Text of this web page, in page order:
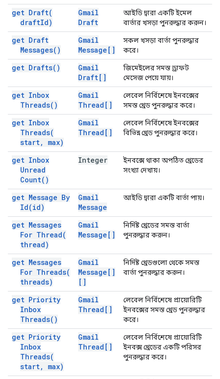
get Draft(
draftId)
Gmail
Draft
আইডি দ্বারা একটি ইমেল
বার্তার খসড়া পুনরুদ্ধার করুন।
get Draft
Messages( )
Gmail
Message[]
সকল খসড়া বার্তা পুনরুদ্ধার
করে।
get Drafts( )
Gmail
Draft[]
জিমেইলের সমস্ত ড্রাফট
মেসেজ পেয়ে যায়।
get Inbox
Threads( )
Gmail
Thread[]
লেবেল নির্বিশেষে ইনবক্সের
সমস্ত থ্রেড পুনরুদ্ধার করে।
get Inbox
Threads(
start, max)
Gmail
Thread[]
লেবেল নির্বিশেষে ইনবক্সের
বিভিন্ন থ্রেড পুনরুদ্ধার করে।
get Inbox
Unread
Count( )
Integer
ইনবক্সে থাকা অপঠিত থ্রেডের
সংখ্যা দেখায়।
get Message By
Id(id)
Gmail
Message
আইডি দ্বারা একটি বার্তা পায়।
get Messages
For Thread(
thread)
Gmail
Message[]
নির্দিষ্ট থ্রেডের সমস্ত বার্তা
পুনরুদ্ধার করুন।
get Messages
For Threads(
threads)
Gmail
Message[]
[]
নির্দিষ্ট থ্রেডগুলো থেকে সমস্ত
বার্তা পুনরুদ্ধার করুন।
get Priority
Inbox
Threads( )
Gmail
Thread[]
লেবেল নির্বিশেষে প্রায়োরিটি
ইনবক্সের সমস্ত থ্রেড পুনরুদ্ধার
করে।
get Priority
Inbox
Threads(
start, max)
Gmail
Thread[]
লেবেল নির্বিশেষে প্রায়োরিটি
ইনবক্স থ্রেডের একটি পরিসর
পুনরুদ্ধার করে।